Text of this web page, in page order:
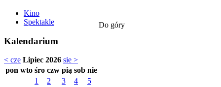
Kino
Spektakle
Kalendarium
< cze Lipiec 2026 sie >
pon wto śro czw pią sob nie
1
2 3 4
5
Do góry